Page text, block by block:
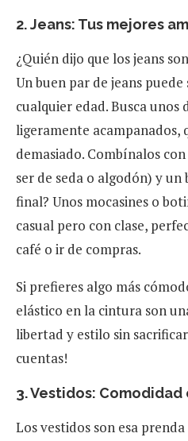
2. Jeans: Tus mejores
¿Quién dijo que los jeans
Un buen par de jeans
cualquier edad. Busca unos
ligeramente acampanados,
demasiado. Combínalos
ser de seda o algodón) y
final? Unos mocasines o
casual pero con clase,
café o ir de compras.
Si prefieres algo más
elástico en la cintura son
libertad y estilo sin
cuentas!
3. Vestidos: Comodidad
Los vestidos son esa